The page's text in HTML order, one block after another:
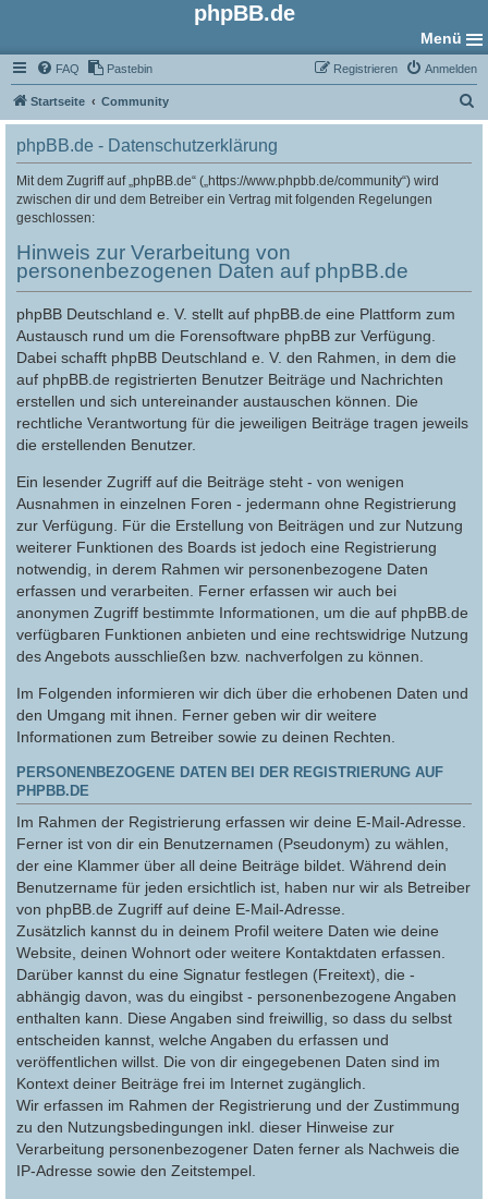
phpBB.de
Menü
FAQ Pastebin Anmelden
Registrieren
Startseite Community
u
phpBB.de - Datenschutzerklärung
Mit dem Zugriff auf „phpBB.de“ („https://www.phpbb.de/community“) wird
zwischen dir und dem Betreiber ein Vertrag mit folgenden Regelungen
geschlossen:
Hinweis zur Verarbeitung von
personenbezogenen Daten auf phpBB.de
phpBB Deutschland e. V. stellt auf phpBB.de eine Plattform zum
Austausch rund um die Forensoftware phpBB zur Verfügung.
Dabei schafft phpBB Deutschland e. V. den Rahmen, in dem die
auf phpBB.de registrierten Benutzer Beiträge und Nachrichten
erstellen und sich untereinander austauschen können. Die
rechtliche Verantwortung für die jeweiligen Beiträge tragen jeweils
die erstellenden Benutzer.
Ein lesender Zugriff auf die Beiträge steht - von wenigen
Ausnahmen in einzelnen Foren - jedermann ohne Registrierung
zur Verfügung. Für die Erstellung von Beiträgen und zur Nutzung
weiterer Funktionen des Boards ist jedoch eine Registrierung
notwendig, in derem Rahmen wir personenbezogene Daten
erfassen und verarbeiten. Ferner erfassen wir auch bei
anonymen Zugriff bestimmte Informationen, um die auf phpBB.de
verfügbaren Funktionen anbieten und eine rechtswidrige Nutzung
des Angebots ausschließen bzw. nachverfolgen zu können.
Im Folgenden informieren wir dich über die erhobenen Daten und
den Umgang mit ihnen. Ferner geben wir dir weitere
Informationen zum Betreiber sowie zu deinen Rechten.
PERSONENBEZOGENE DATEN BEI DER REGISTRIERUNG AUF
PHPBB.DE
Im Rahmen der Registrierung erfassen wir deine E-Mail-Adresse.
Ferner ist von dir ein Benutzernamen (Pseudonym) zu wählen,
der eine Klammer über all deine Beiträge bildet. Während dein
Benutzername für jeden ersichtlich ist, haben nur wir als Betreiber
von phpBB.de Zugriff auf deine E-Mail-Adresse.
Zusätzlich kannst du in deinem Profil weitere Daten wie deine
Website, deinen Wohnort oder weitere Kontaktdaten erfassen.
Darüber kannst du eine Signatur festlegen (Freitext), die -
abhängig davon, was du eingibst - personenbezogene Angaben
enthalten kann. Diese Angaben sind freiwillig, so dass du selbst
entscheiden kannst, welche Angaben du erfassen und
veröffentlichen willst. Die von dir eingegebenen Daten sind im
Kontext deiner Beiträge frei im Internet zugänglich.
Wir erfassen im Rahmen der Registrierung und der Zustimmung
zu den Nutzungsbedingungen inkl. dieser Hinweise zur
Verarbeitung personenbezogener Daten ferner als Nachweis die
IP-Adresse sowie den Zeitstempel.